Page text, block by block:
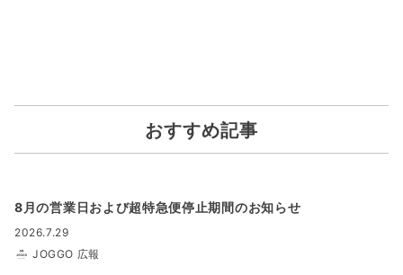
おすすめ記事
8月の営業日および超特急便停止期間のお知らせ
2026.7.29
JOGGO 広報